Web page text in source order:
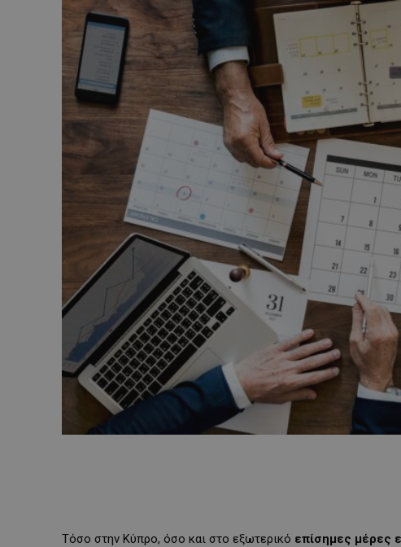
Τόσο στην Κύπρο, όσο και στο εξωτερικό επίσημες μέρες